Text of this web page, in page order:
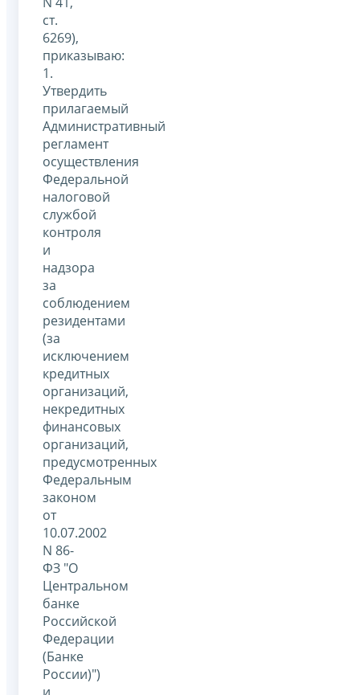
ст.
6269),
приказываю:
1.
Утвердить
прилагаемый
Административный
регламент
осуществления
Федеральной
налоговой
службой
контроля
и
надзора
за
соблюдением
резидентами
(за
исключением
кредитных
организаций,
некредитных
финансовых
организаций,
предусмотренных
Федеральным
законом
от
10.07.2002
N 86-
ФЗ "О
Центральном
банке
Российской
Федерации
(Банке
России)")